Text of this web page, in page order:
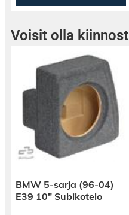
Voisit olla
BMW 5-sarja (96-04)
E39 10″ Subikotelo